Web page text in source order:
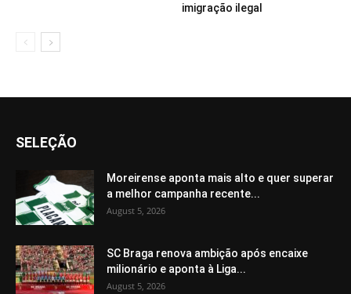
imigração ilegal
SELEÇÃO
Moreirense aponta mais alto e quer superar
a melhor campanha recente...
August 5, 2026
SC Braga renova ambição após encaixe
milionário e aponta à Liga...
August 5, 2026